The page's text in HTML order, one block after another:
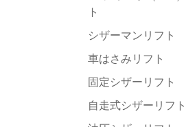
ト
シザーマンリフト
車はさみリフト
固定シザーリフト
自走式シザーリフト